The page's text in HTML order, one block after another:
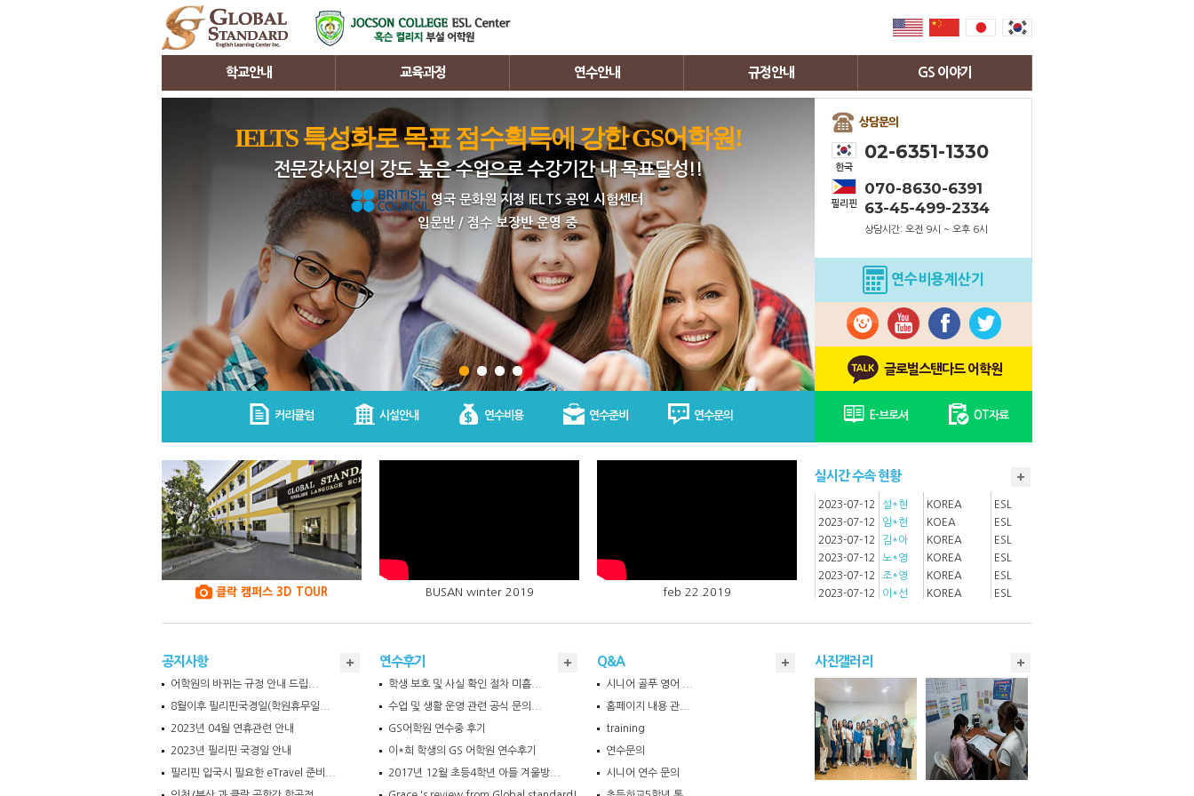
학교안내 교육과정
커리큘럼
ESL 과정
IELTS 과정
TOEIC 과정
강사소개
연수안내
연수문의
연수준비
규정안내
기숙사규정
환불규정
GS 이야기
공지사항
영상갤러리
IELTS 특성화로 목표 점수획득에 강한 GS어학원!
전문강사진의 강도 높은 수업으로 수강기간 내 목표달성!!
영국 문화원 지정 IELTS 공인 시험센터
입문반 / 점수 보장반 운영 중
상담문의
한국
02-6351-1330
필리핀
070-8630-6391
63-45-499-2334
상담시간: 오전 9시 ~ 오후 6시
연수비용계산기
글로벌스탠다드 어학원
커리큘럼 시설안내 연수비용 연수준비 연수문의 E-브로셔 OT자료
클락 캠퍼스 3D TOUR BUSAN winter 2019 feb 22.2019
실시간 수속 현황
2023-07-12 이*아 KOREA
ESL
KOREA
2023-07-12
정*지 KOREA
ESL
2023-07-12
정*종
2023-07-12
설*현 KOREA
ESL
2023-07-12
임*현 KOEA
ESL
2023-07-12
김*아 KOREA
ESL
2023-07-12
노*영 KOREA
ESL
2023-07-12
조*영 KOREA
ESL
2023-07-12
이*선 KOREA
ESL
2023-07-12
조*주 KOREA
ESL
2023-07-12
2023-05-03
이*준 KOREA
ESL
2023-05-03
하*재 KOREA
ESL
2023-05-03
KOREA
ESL
2023-05-03
황*철 KOREA
ESL
2023-03-15
전*진 South Korea
ESL
2023-03-15
김*민 South Korea
ESL
2023-03-15
강*리 South Korea ESL
공지사항
어학원의 바뀌는 규정 안내 드립...
8월이후 필리핀국경일(학원휴무일...
2023년 04월 연휴관련 안내
2023년 필리핀 국경일 안내
필리핀 입국시 필요한 eTravel 준비...
연수후기
학생 보호 및 사실 확인 절차 미흡...
수업 및 생활 운영 관련 공식 문의...
GS어학원 연수중 후기
이*희 학생의 GS 어학원 연수후기
2017년 12월 초등4학년 아들 겨울방...
Q&A
시니어 골푸 영어 ...
홈페이지 내용 관...
training
연수문의
시니어 연수 문의
사진갤러리